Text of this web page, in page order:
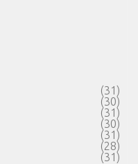
(31)
(30)
(31)
(30)
(31)
(28)
(31)